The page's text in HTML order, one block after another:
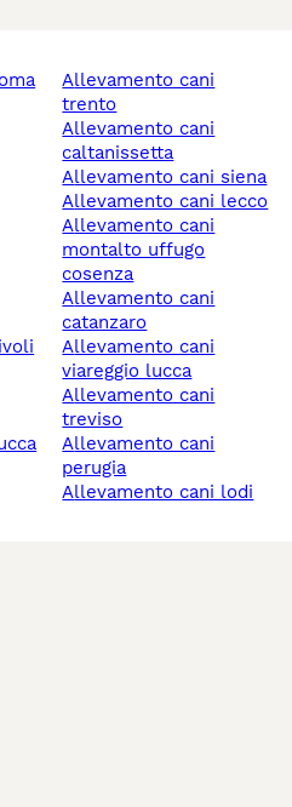
allevamento cani
trento
allevamento cani
caltanissetta
allevamento cani siena
allevamento cani lecco
allevamento cani
montalto uffugo
cosenza
allevamento cani
catanzaro
allevamento cani
viareggio lucca
allevamento cani
treviso
allevamento cani
perugia
allevamento cani lodi